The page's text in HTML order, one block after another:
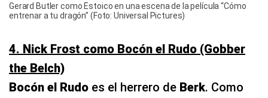
Gerard Butler como Estoico en una escena de la película “Cómo
entrenar a tu dragón” (Foto: Universal Pictures)
4. Nick Frost como Bocón el Rudo (Gobber
the Belch)
Bocón el Rudo es el herrero de Berk. Como